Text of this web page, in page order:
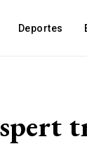
Deportes